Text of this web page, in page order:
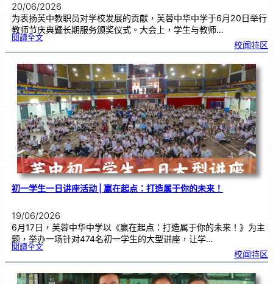
20/06/2026
为表扬芙中教职员对学校发展的贡献，芙蓉中华中学于6月20日举行
教师节庆典暨长期服务颁奖仪式。大会上，学生与教师…
閱讀全文:以
引
育
梦
为
林
芙
中
教
师
节
庆
典
暨
长
期
服
务
颁
奖
仪
式
校闻特区
初一学生一日讲座活动 | 赢在起点：打造属于你的未来！
19/06/2026
6月17日，芙蓉中华中学以《赢在起点：打造属于你的未来！》为主
题，举办一场针对474名初一学生的大型讲座，让学…
閱讀全文:初
生
日
讲
座
校闻特区